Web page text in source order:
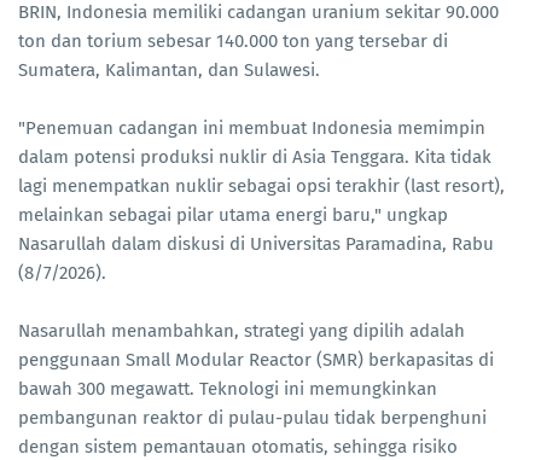
BRIN, Indonesia memiliki cadangan uranium sekitar 90.000
ton dan torium sebesar 140.000 ton yang tersebar di
Sumatera, Kalimantan, dan Sulawesi.
"Penemuan cadangan ini membuat Indonesia memimpin
dalam potensi produksi nuklir di Asia Tenggara. Kita tidak
lagi menempatkan nuklir sebagai opsi terakhir (last resort),
melainkan sebagai pilar utama energi baru," ungkap
Nasarullah dalam diskusi di Universitas Paramadina, Rabu
(8/7/2026).
Nasarullah menambahkan, strategi yang dipilih adalah
penggunaan Small Modular Reactor (SMR) berkapasitas di
bawah 300 megawatt. Teknologi ini memungkinkan
pembangunan reaktor di pulau-pulau tidak berpenghuni
dengan sistem pemantauan otomatis, sehingga risiko